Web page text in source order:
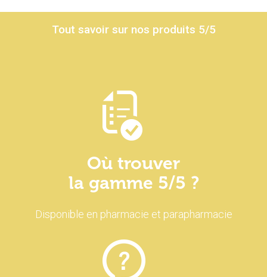
Tout savoir sur nos produits 5/5
Où trouver
la gamme 5/5 ?
Disponible en pharmacie et parapharmacie